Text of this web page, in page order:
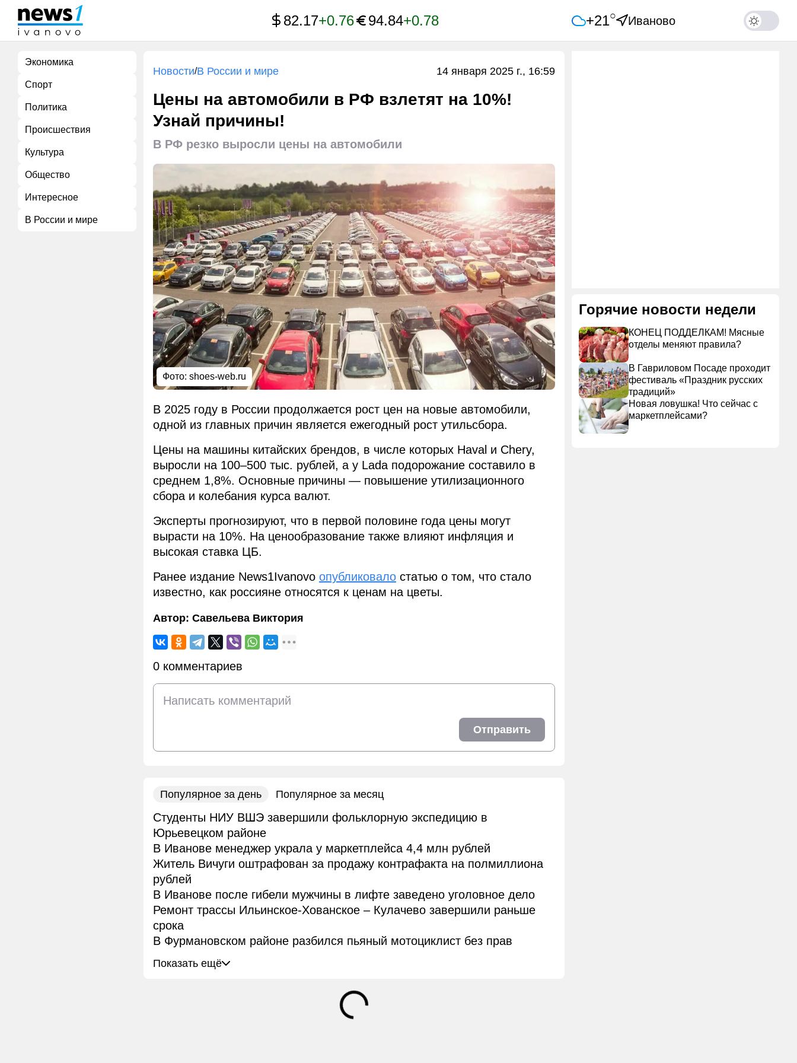
82.17+0.76 94.84+0.78 +21○ Иваново
Экономика
Спорт
Политика
Происшествия
Культура
Общество
Интересное
В России и мире
Новости/В России и мире 14 января 2025 г., 16:59
Цены на автомобили в РФ взлетят на 10%!
Узнай причины!
В РФ резко выросли цены на автомобили
Фото: shoes-web.ru
В 2025 году в России продолжается рост цен на новые автомобили,
одной из главных причин является ежегодный рост утильсбора.
Цены на машины китайских брендов, в числе которых Haval и Chery,
выросли на 100–500 тыс. рублей, а у Lada подорожание составило в
среднем 1,8%. Основные причины — повышение утилизационного
сбора и колебания курса валют.
Эксперты прогнозируют, что в первой половине года цены могут
вырасти на 10%. На ценообразование также влияют инфляция и
высокая ставка ЦБ.
Ранее издание News1Ivanovo опубликовало статью о том, что стало
известно, как россияне относятся к ценам на цветы.
Автор: Савельева Виктория
0 комментариев
Отправить
Популярное за день Популярное за месяц
Студенты НИУ ВШЭ завершили фольклорную экспедицию в
Юрьевецком районе
В Иванове менеджер украла у маркетплейса 4,4 млн рублей
Житель Вичуги оштрафован за продажу контрафакта на полмиллиона
рублей
В Иванове после гибели мужчины в лифте заведено уголовное дело
Ремонт трассы Ильинское-Хованское – Кулачево завершили раньше
срока
В Фурмановском районе разбился пьяный мотоциклист без прав
Показать ещё
Горячие новости недели
КОНЕЦ ПОДДЕЛКАМ! Мясные
отделы меняют правила?
В Гавриловом Посаде проходит
фестиваль «Праздник русских
традиций»
Новая ловушка! Что сейчас с
маркетплейсами?